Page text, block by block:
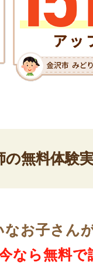
無料体験
なお子さん
なら無料で